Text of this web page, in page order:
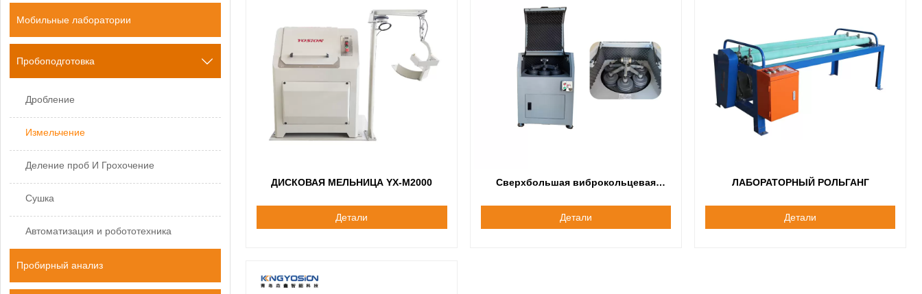
Мобильные лаборатории
Пробоподготовка 
Дробление
Измельчение
Деление проб И Грохочение
Сушка
Автоматизация и робототехника
Пробирный анализ
ДИСКОВАЯ МЕЛЬНИЦА YX-M2000
Детали
Сверхбольшая виброкольцевая
Детали
ЛАБОРАТОРНЫЙ РОЛЬГАНГ
Детали